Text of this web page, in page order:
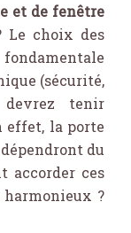
et de fenêtre
choix des
(sécurité,
tenir
effet, la porte
du
accorder ces
harmonieux ?